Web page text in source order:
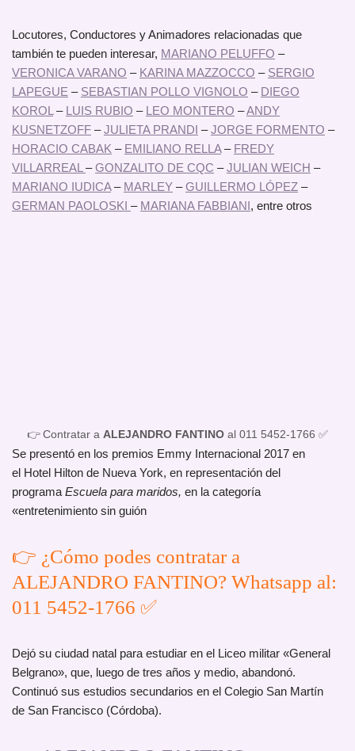
Locutores, Conductores y Animadores relacionadas que
también te pueden interesar, MARIANO PELUFFO –
VERONICA VARANO – KARINA MAZZOCCO – SERGIO
LAPEGUE – SEBASTIAN POLLO VIGNOLO – DIEGO
KOROL – LUIS RUBIO – LEO MONTERO –ANDY
KUSNETZOFF –JULIETA PRANDI –JORGE FORMENTO –
HORACIO CABAK – EMILIANO RELLA– FREDY
VILLARREAL –GONZALITO DE CQC –JULIAN WEICH –
MARIANO IUDICA– MARLEY –GUILLERMO LÓPEZ –
GERMAN PAOLOSKI – MARIANA FABBIANI, entre otros
👉 Contratar a ALEJANDRO FANTINO al 011 5452-1766 ✅
Se presentó en los premios Emmy Internacional 2017 en
el Hotel Hilton de Nueva York, en representación del
programa Escuela para maridos, en la categoría
«entretenimiento sin guión
👉 ¿Cómo podes contratar a
ALEJANDRO FANTINO? Whatsapp al:
011 5452-1766 ✅
Dejó su ciudad natal para estudiar en el Liceo militar «General
Belgrano», que, luego de tres años y medio, abandonó.
Continuó sus estudios secundarios en el Colegio San Martín
de San Francisco (Córdoba).